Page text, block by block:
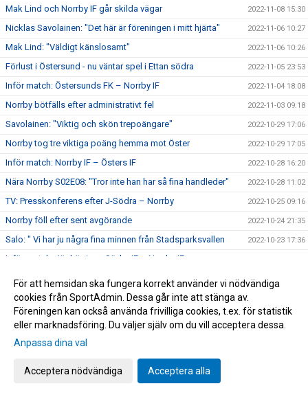
Mak Lind och Norrby IF går skilda vägar 2022-11-08 15:30
Nicklas Savolainen: "Det här är föreningen i mitt hjärta" 2022-11-06 10:27
Mak Lind: "Väldigt känslosamt" 2022-11-06 10:26
Förlust i Östersund - nu väntar spel i Ettan södra 2022-11-05 23:53
Inför match: Östersunds FK – Norrby IF 2022-11-04 18:08
Norrby bötfälls efter administrativt fel 2022-11-03 09:18
Savolainen: "Viktig och skön trepoängare" 2022-10-29 17:06
Norrby tog tre viktiga poäng hemma mot Öster 2022-10-29 17:05
Inför match: Norrby IF – Östers IF 2022-10-28 16:20
Nära Norrby S02E08: "Tror inte han har så fina handleder" 2022-10-28 11:02
TV: Presskonferens efter J-Södra – Norrby 2022-10-25 09:16
Norrby föll efter sent avgörande 2022-10-24 21:35
Salo: " Vi har ju några fina minnen från Stadsparksvallen 2022-10-23 17:36
Inför match: Jönköpings Södra IF – Norrby IF
17-årige Olle Backlund skriver A-lagskontrakt: "Stolt över att
ha tagit det här steget"
2022-10-20 15:00
Norrby nollade hemma mot BP 2022-10-15 15:52
Inför match: Norrby IF – IF Brommapojkarna 2022-10-14 19:04
Lördagens matchvärd: Stiftelsen Garissa
Tung förlust i Västerås: "Blir fega"
För att hemsidan ska fungera korrekt använder vi nödvändiga
cookies från SportAdmin. Dessa går inte att stänga av.
Föreningen kan också använda frivilliga cookies, t.ex. för statistik
eller marknadsföring. Du väljer själv om du vill acceptera dessa.
Anpassa dina val
Acceptera nödvändiga Acceptera alla